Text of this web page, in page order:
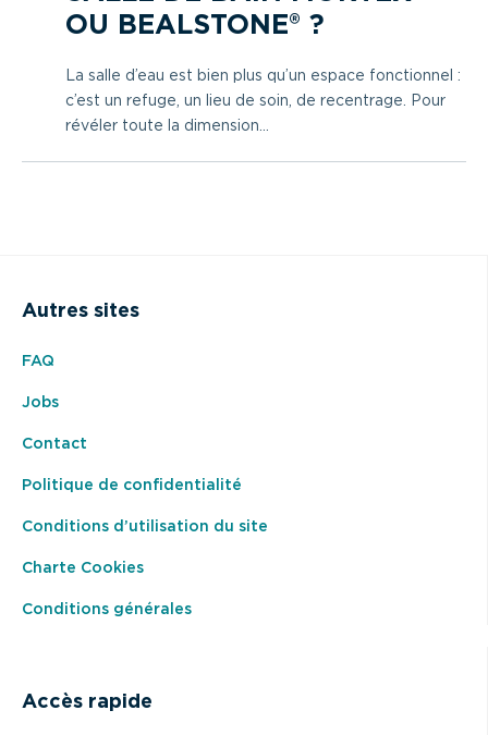
OU BEALSTONE® ?
La salle d’eau est bien plus qu’un espace fonctionnel :
c’est un refuge, un lieu de soin, de recentrage. Pour
révéler toute la dimension...
Autres sites
FAQ
Jobs
Contact
Politique de confidentialité
Conditions d’utilisation du site
Charte Cookies
Conditions générales
Accès rapide